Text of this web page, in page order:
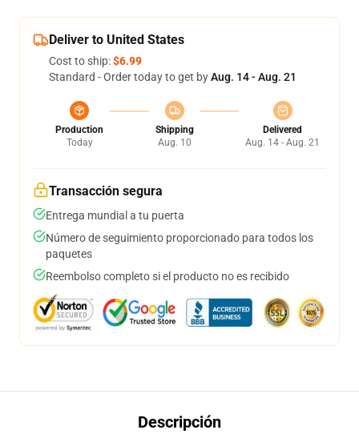
Deliver to United States
Cost to ship:$6.99
Standard - Order today to get byAug. 14 - Aug. 21
Production
Today
Shipping
Aug. 10
Delivered
Aug. 14 - Aug. 21
Transacción segura
Entrega mundial a tu puerta
Número de seguimiento proporcionado para todos los
paquetes
Reembolso completo si el producto no es recibido
Descripción